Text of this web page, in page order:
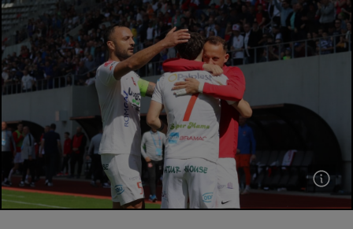
Liga 2
Cupa României
Echipa Națională
U21
Fotbal feminin
Special
Diverse
Inedit